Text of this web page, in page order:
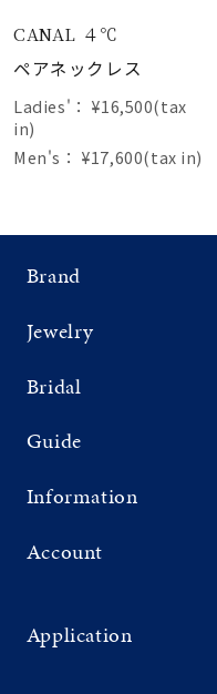
CANAL ４℃
ペアネックレス
Ladies'： ¥16,500(tax
in)
Men's： ¥17,600(tax in)
Brand
Jewelry
Bridal
Guide
Information
Account
Application